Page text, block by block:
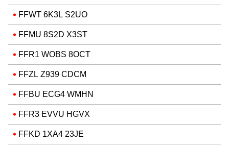
FFWT 6K3L S2UO
FFMU 8S2D X3ST
FFR1 WOBS 8OCT
FFZL Z939 CDCM
FFBU ECG4 WMHN
FFR3 EVVU HGVX
FFKD 1XA4 23JE